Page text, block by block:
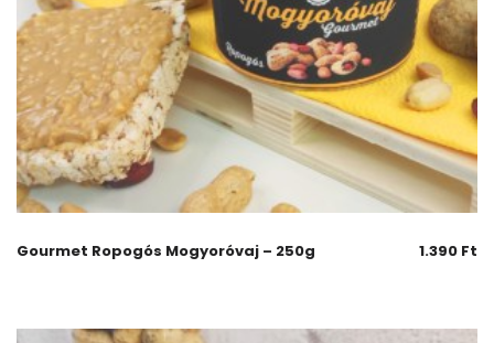
Gourmet Ropogós Mogyoróvaj – 250g 1.390 Ft